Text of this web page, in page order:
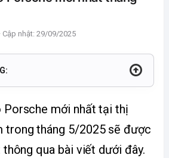
Cập nhật: 29/09/2025
Porsche mới nhất tại thị
trong tháng 5/2025 sẽ được
qua bài viết dưới đây.